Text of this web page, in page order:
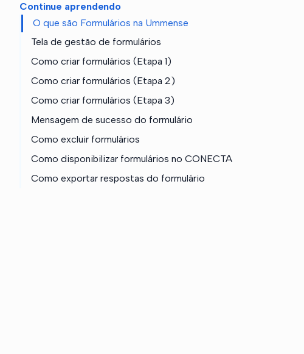
Continue aprendendo
O que são Formulários na Ummense
Tela de gestão de formulários
Como criar formulários (Etapa 1)
Como criar formulários (Etapa 2)
Como criar formulários (Etapa 3)
Mensagem de sucesso do formulário
Como excluir formulários
Como disponibilizar formulários no CONECTA
Como exportar respostas do formulário